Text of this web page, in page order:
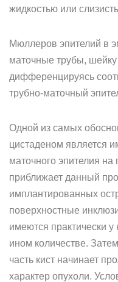
жидкостью или
Мюллеров эпителий в
маточные трубы, шейку
дифференцируясь
трубно-маточный
Одной из самых
цистаденом является
маточного эпителия
приближает данный
имплантированных
поверхностные
имеются практически
ином количестве.
часть кист начинает
характер опухоли.